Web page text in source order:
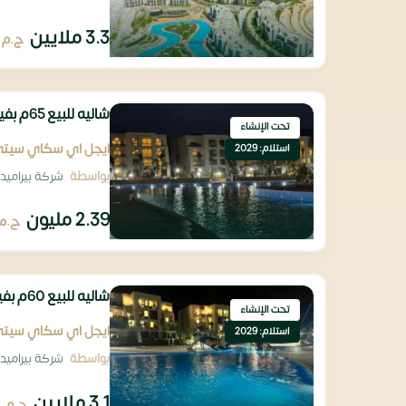
3.3 ملايين ج.م
تحت الإنشاء
استلام: 2029
شاليه للبيع 65م بفيو لاجون مباشرة مقدم تعاقد 238 ألف
ايجل اي سكاي
بواسطة شركة
2.39 مليون
تحت الإنشاء
استلام: 2029
شاليه للبيع 60م بفيو لاجون مباشرة مقدم تعاقد 310 ألف
ايجل اي سكاي
بواسطة شركة